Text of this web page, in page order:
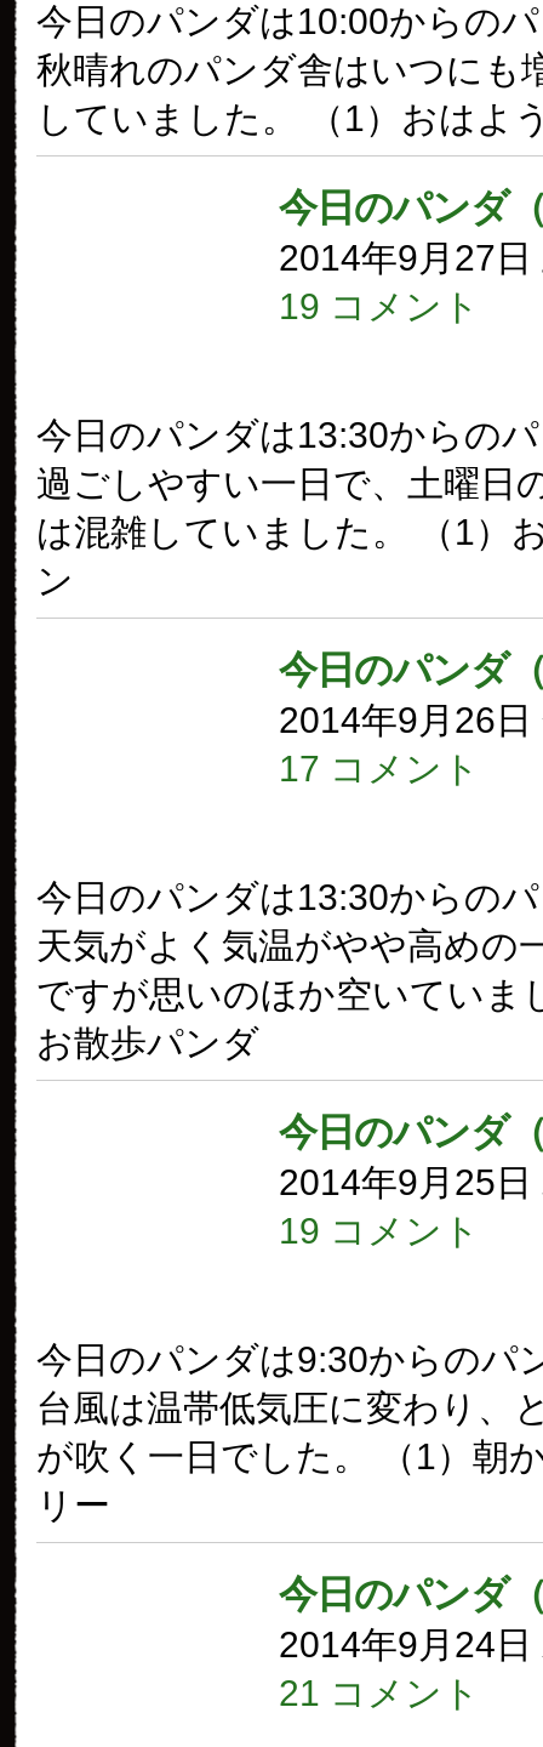
今日のパンダは10:00からの
秋晴れのパンダ舎はいつにも
していました。 （1）おはよ
今日のパンダ
2014年9月27日
19 コメント
今日のパンダは13:30からの
過ごしやすい一日で、土曜日
は混雑していました。 （1）
ン
今日のパンダ
2014年9月26日
17 コメント
今日のパンダは13:30からの
天気がよく気温がやや高めの
ですが思いのほか空いていま
お散歩パンダ
今日のパンダ
2014年9月25日
19 コメント
今日のパンダは9:30からのパ
台風は温帯低気圧に変わり、
が吹く一日でした。 （1）朝
リー
今日のパンダ
2014年9月24日
21 コメント